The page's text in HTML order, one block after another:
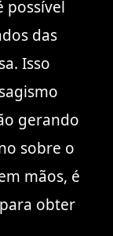
possível
das
Isso
gerando
sobre o
mãos, é
obter